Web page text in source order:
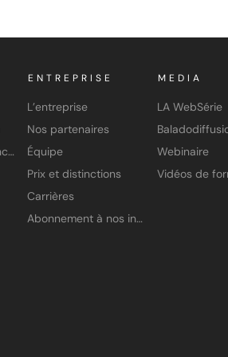
Base de connaissances
ENTREPRISE
L’entreprise
Nos partenaires
Équipe
Prix et distinctions
Carrières
Abonnement à nos infolettres
MEDIA
LA WebSérie
Webinaire